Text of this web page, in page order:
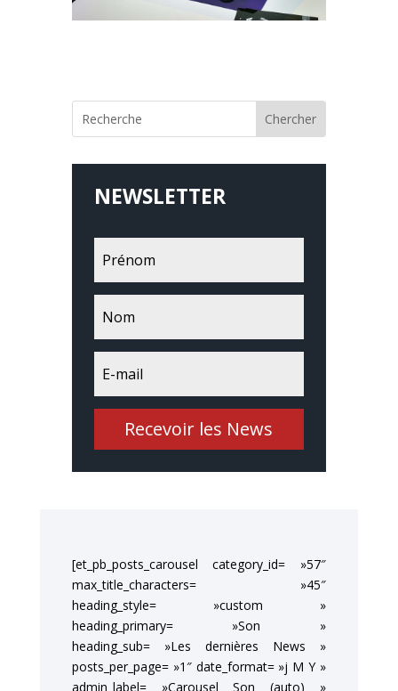
NEWSLETTER
Recevoir les News
[et_pb_posts_carousel category_id= »57″
max_title_characters= »45″
heading_style= »custom »
heading_primary= »Son »
heading_sub= »Les dernières News »
posts_per_page= »1″ date_format= »j M Y »
admin_label= »Carousel Son (auto) »